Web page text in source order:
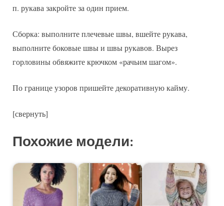
п. рукава закройте за один прием.
Сборка: выполните плечевые швы, вшейте рукава,
выполните боковые швы и швы рукавов. Вырез
горловины обвяжите крючком «рачьим шагом».
По границе узоров пришейте декоративную кайму.
[свернуть]
Похожие модели: